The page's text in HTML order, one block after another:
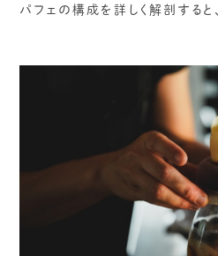
パフェの構成を詳しく解剖すると、